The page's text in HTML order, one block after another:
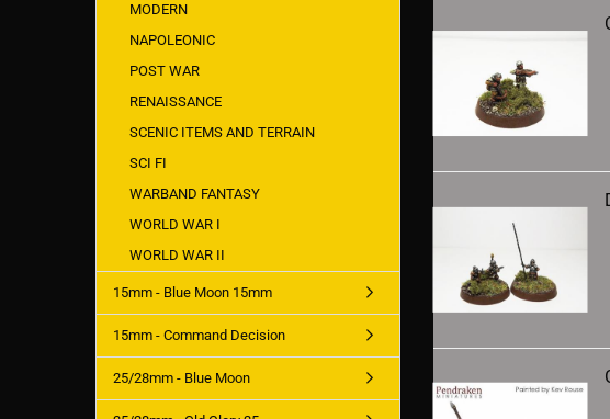
MODERN
NAPOLEONIC
POST WAR
RENAISSANCE
SCENIC ITEMS AND TERRAIN
SCI FI
WARBAND FANTASY
WORLD WAR I
WORLD WAR II
15mm - Blue Moon 15mm
15mm - Command Decision
25/28mm - Blue Moon